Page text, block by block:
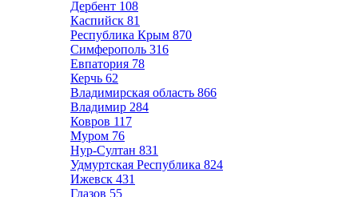
Дербент 108
Каспийск 81
Республика Крым 870
Симферополь 316
Евпатория 78
Керчь 62
Владимирская область 866
Владимир 284
Ковров 117
Муром 76
Нур-Султан 831
Удмуртская Республика 824
Ижевск 431
Глазов 55